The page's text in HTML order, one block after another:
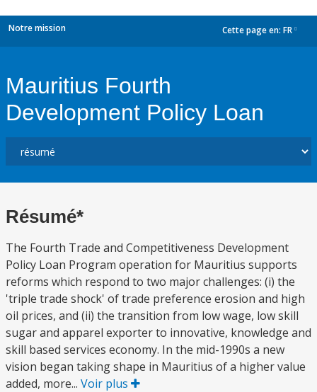
Notre mission Cette page en: FR
Mauritius Fourth
Development Policy Loan
Résumé*
The Fourth Trade and Competitiveness Development
Policy Loan Program operation for Mauritius supports
reforms which respond to two major challenges: (i) the
'triple trade shock' of trade preference erosion and high
oil prices, and (ii) the transition from low wage, low skill
sugar and apparel exporter to innovative, knowledge and
skill based services economy. In the mid-1990s a new
vision began taking shape in Mauritius of a higher value
added, more... Voir plus